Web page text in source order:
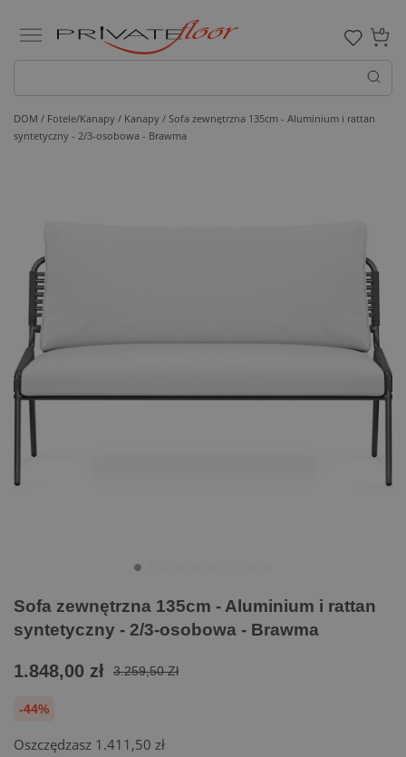
0
DOM / Fotele/Kanapy / Kanapy / Sofa zewnętrzna 135cm - Aluminium i rattan
syntetyczny - 2/3-osobowa - Brawma
Sofa zewnętrzna 135cm - Aluminium i rattan
syntetyczny - 2/3-osobowa - Brawma
1.848,00 zł 3.259,50 Zł
-44%
Oszczędzasz 1.411,50 zł